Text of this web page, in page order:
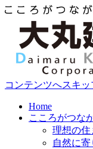
コンテンツへスキッ
Home
こころがつな
理想の住
自然に